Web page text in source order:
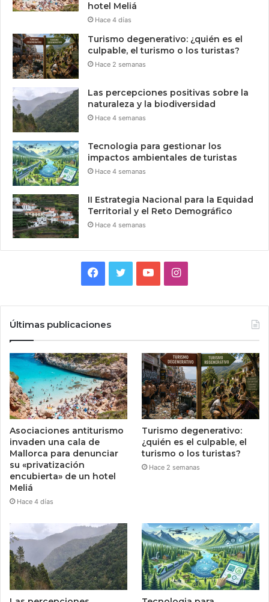
hotel Meliá
Hace 4 días
Turismo degenerativo: ¿quién es el
culpable, el turismo o los turistas?
Hace 2 semanas
Las percepciones positivas sobre la
naturaleza y la biodiversidad
Hace 4 semanas
Tecnologia para gestionar los
impactos ambientales de turistas
Hace 4 semanas
II Estrategia Nacional para la Equidad
Territorial y el Reto Demográfico
Hace 4 semanas
Facebook
TwitterYouTubeInstagram
Últimas publicaciones
Asociaciones antiturismo
invaden una cala de
Mallorca para denunciar
su «privatización
encubierta» de un hotel
Meliá
Hace 4 días
Turismo degenerativo:
¿quién es el culpable, el
turismo o los turistas?
Hace 2 semanas